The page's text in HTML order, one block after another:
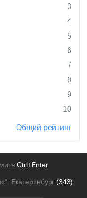
3
4
5
6
7
8
9
10
Общий рейтинг
Ctrl+Enter
Екатеринбург (343)